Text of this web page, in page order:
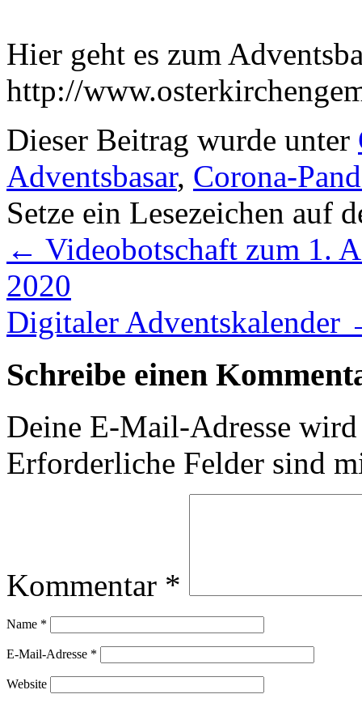
Hier geht es zum
http://
Dieser Beitrag wurde unter
Adventsbasar, Corona-
Setze ein Lesezeichen auf
← Videobotschaft zum 1.
2020
Digitaler Adventskalender
Schreibe einen
Deine E-Mail-Adresse
Erforderliche Felder sind
Kommentar *
Name *
E-Mail-Adresse *
Website